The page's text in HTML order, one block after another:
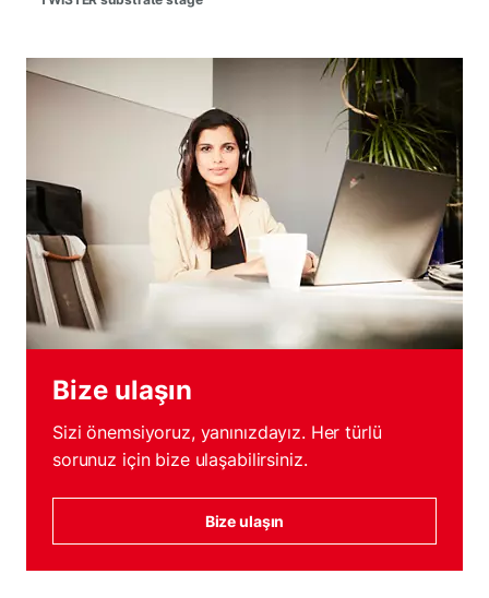
Bize ulaşın
Sizi önemsiyoruz, yanınızdayız. Her türlü
sorunuz için bize ulaşabilirsiniz.
Bize ulaşın